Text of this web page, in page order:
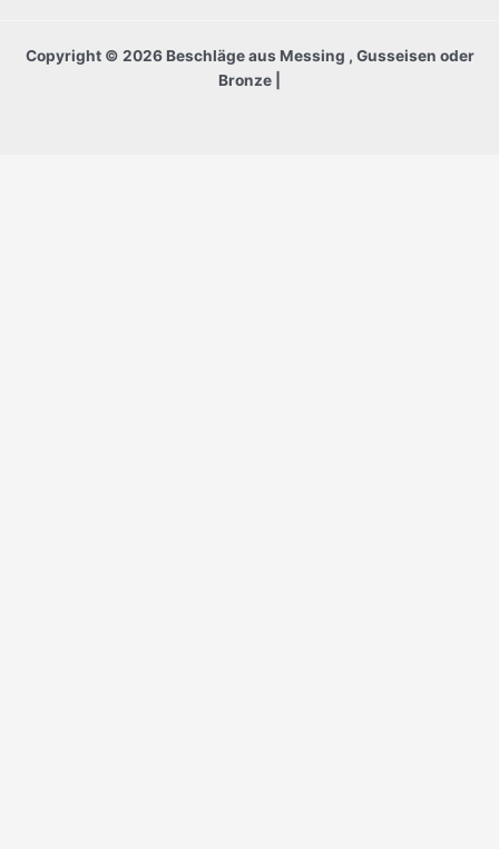
Copyright © 2026 Beschläge aus Messing , Gusseisen oder
Bronze |